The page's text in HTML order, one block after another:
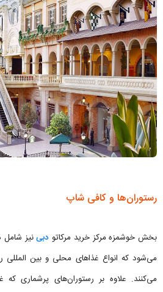
رستوران‌ها و کافی شاپ
بخش خوشمزه مرکز خرید مرکاتو دبینیز شامل
می‌شود که انواع غذا‌های محلی و بین المللی
می‌کنند. علاوه بر رستوران‌های پرشماری که